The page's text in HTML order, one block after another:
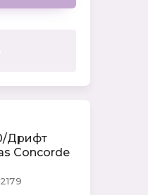
Дрифт
Concorde